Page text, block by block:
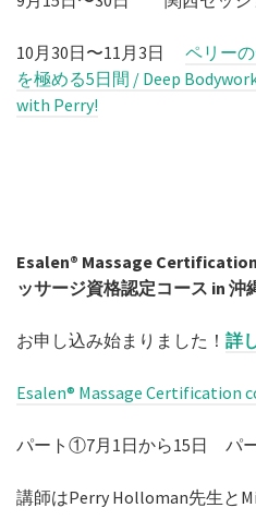
10月30日〜11月3日ペリー
を極める5日間 / Deep
with Perry!
お申し込み始まりました！ 詳
Esalen® Massage Certification
パート①7月1日から15日 パー
講師はPerry Holloman先生と